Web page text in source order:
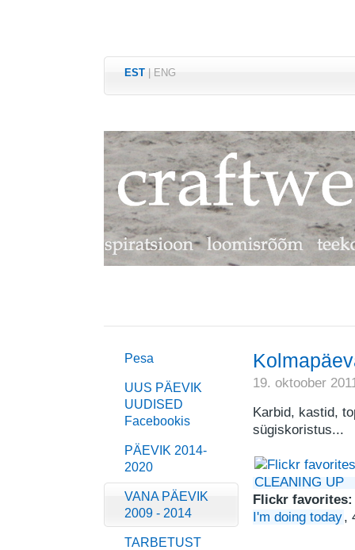
EST ENG
Pesa
UUS PÄEVIK
UUDISED
Facebookis
PÄEVIK 2014-
2020
VANA PÄEVIK
2009 - 2014
TARBETUST
19. oktoober
Karbid, kastid,
sügiskoristus...
Flickr
I'm doing today,